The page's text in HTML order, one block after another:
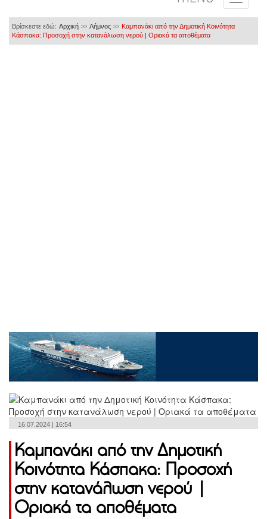
Βρίσκεστε εδώ: Αρχική >> Λήμνος >> Καμπανάκι από την Δημοτική Κοινότητα
Κάσπακα: Προσοχή στην κατανάλωση νερού | Οριακά τα αποθέματα
16.07.2024 | 16:54
Καμπανάκι από την Δημοτική
Κοινότητα Κάσπακα: Προσοχή
στην κατανάλωση νερού |
Οριακά τα αποθέματα